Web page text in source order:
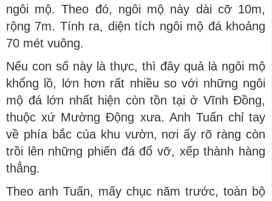
ngôi mộ. Theo đó, ngôi mộ này dài cỡ 10m,
rộng 7m. Tính ra, diện tích ngôi mộ đá khoảng
70 mét vuông.
Nếu con số này là thực, thì đây quả là ngôi mộ
khổng lồ, lớn hơn rất nhiều so với những ngôi
mộ đá lớn nhất hiện còn tồn tại ở Vĩnh Đồng,
thuộc xứ Mường Động xưa. Anh Tuấn chỉ tay
về phía bắc của khu vườn, nơi ấy rõ ràng còn
trồi lên những phiến đá đổ vỡ, xếp thành hàng
thẳng.
Theo anh Tuấn, mấy chục năm trước, toàn bộ